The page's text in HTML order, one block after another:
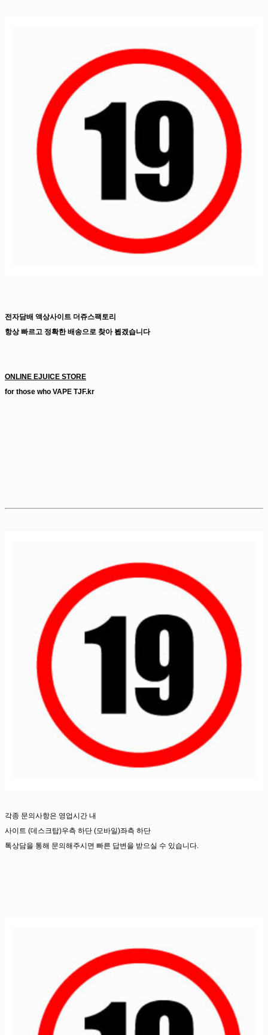
전자담배 액상사이트 더쥬스팩토리
항상 빠르고 정확한 배송으로 찾아 뵙겠습니다
ONLINE EJUICE STORE
for those who VAPE TJF.kr
각종 문의사항은 영업시간 내
사이트 (데스크탑)우측 하단 (모바일)좌측 하단
톡상담을 통해 문의해주시면 빠른 답변을 받으실 수 있습니다.